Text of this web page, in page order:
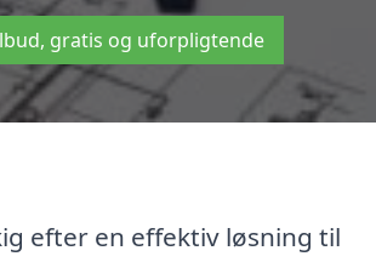
gratis og uforpligtende
efter en effektiv løsning til